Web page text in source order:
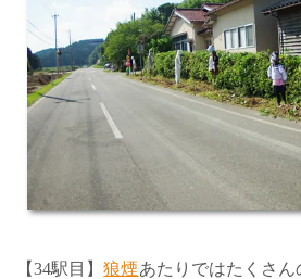
【34駅目】狼煙あたりではたくさ